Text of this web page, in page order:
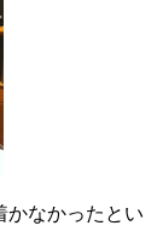
かなかったとい